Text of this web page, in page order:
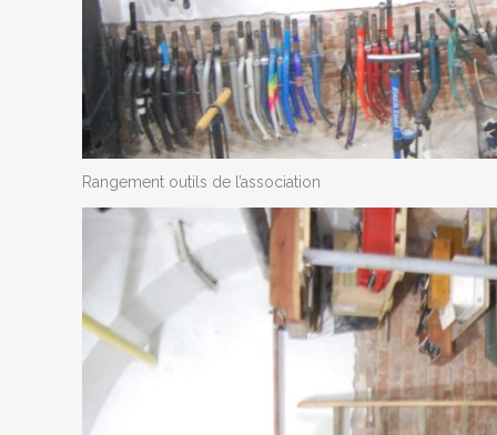
Rangement outils de l’association